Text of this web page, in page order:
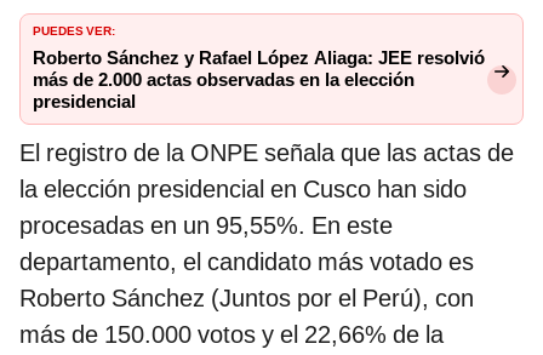
PUEDES VER:
Roberto Sánchez y Rafael López Aliaga: JEE resolvió
más de 2.000 actas observadas en la elección
presidencial
El registro de la ONPE señala que las actas de
la elección presidencial en Cusco han sido
procesadas en un 95,55%. En este
departamento, el candidato más votado es
Roberto Sánchez (Juntos por el Perú), con
más de 150.000 votos y el 22,66% de la